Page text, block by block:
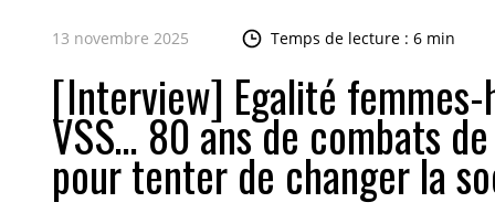
13 novembre 2025 Temps de lecture : 6 min
[Interview] Egalité
VSS… 80 ans de combats
pour tenter de changer la